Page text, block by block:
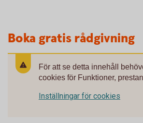
Boka gratis rådgivning
För att se detta innehåll
cookies för Funktioner,
Inställningar för cookies